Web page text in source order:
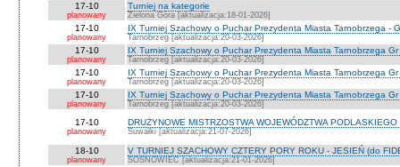
17-10
planowany
Turniej na kategorie
Zielona Góra [aktualizacja:18-01-2026]
17-10
planowany
IX Turniej Szachowy o Puchar Prezydenta Miasta Tarnobrzega -
Tarnobrzeg [aktualizacja:20-03-2026]
17-10
planowany
IX Turniej Szachowy o Puchar Prezydenta Miasta Tarnobrzega
Tarnobrzeg [aktualizacja:20-03-2026]
17-10
planowany
IX Turniej Szachowy o Puchar Prezydenta Miasta Tarnobrzega
Tarnobrzeg [aktualizacja:20-03-2026]
17-10
planowany
IX Turniej Szachowy o Puchar Prezydenta Miasta Tarnobrzega Gr
Tarnobrzeg [aktualizacja:20-03-2026]
17-10
planowany
DRUŻYNOWE MISTRZOSTWA WOJEWÓDZTWA
Suwałki [aktualizacja:21-07-2026]
18-10
planowany
V TURNIEJ SZACHOWY CZTERY PORY ROKU - JESIEŃ (do
SOSNOWIEC [aktualizacja:21-01-2026]